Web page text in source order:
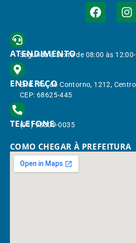
ATENDIMENTO
Segunda à Sexta de 08:00 às
ENDEREÇO
End.: Av. do Contorno, 1212,
CEP: 68625-445
TELEFONE
(91) 98309-0035
COMO CHEGAR À PREFEITURA